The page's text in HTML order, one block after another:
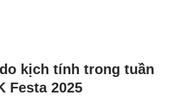
kịch tính trong tuần
Festa 2025